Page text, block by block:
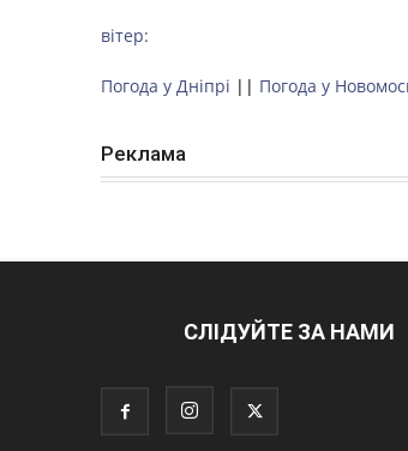
вітер:
Погода у Дніпрі || Погода у
Реклама
СЛІДУЙТЕ ЗА НАМИ